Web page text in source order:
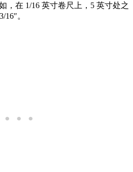
，在 1/16 英寸卷尺上，5 英寸处之
。